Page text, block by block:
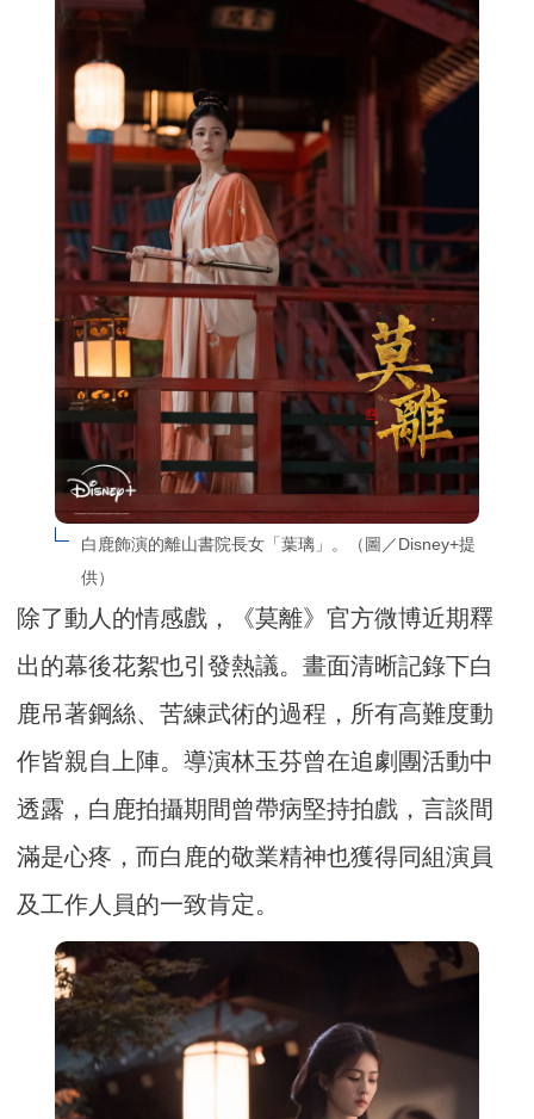
白鹿飾演的離山書院長女「葉璃」。（圖／Disney+提
供）
除了動人的情感戲，《莫離》官方微博近期釋
出的幕後花絮也引發熱議。畫面清晰記錄下白
鹿吊著鋼絲、苦練武術的過程，所有高難度動
作皆親自上陣。導演林玉芬曾在追劇團活動中
透露，白鹿拍攝期間曾帶病堅持拍戲，言談間
滿是心疼，而白鹿的敬業精神也獲得同組演員
及工作人員的一致肯定。